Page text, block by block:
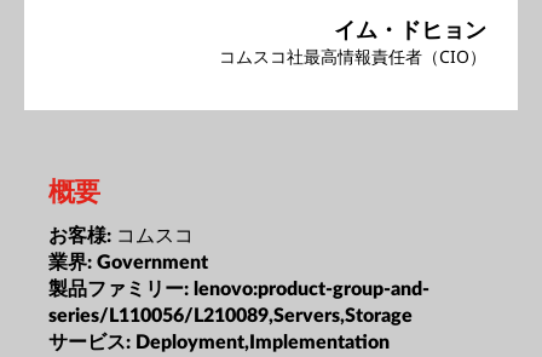
イム・ドヒョン
コムスコ社最高情報責任者（CIO）
概要
お客様: コムスコ
業界: Government
製品ファミリー: lenovo:product-group-and-
series/L110056/L210089,Servers,Storage
サービス: Deployment,Implementation